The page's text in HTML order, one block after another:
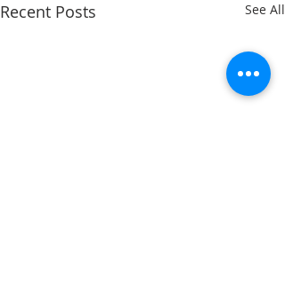
Recent Posts See All